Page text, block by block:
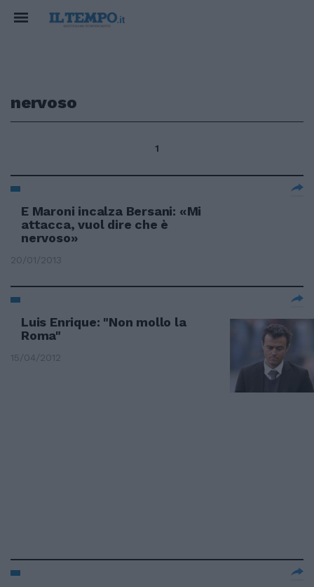
nervoso
1
E Maroni incalza Bersani: «Mi
attacca, vuol dire che è
nervoso»
20/01/2013
Luis Enrique: "Non mollo la
Roma"
15/04/2012